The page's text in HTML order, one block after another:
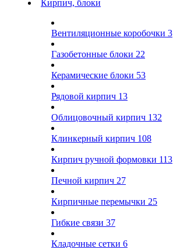
Кирпич, блоки
Вентиляционные коробочки 3
Газобетонные блоки 22
Керамические блоки 53
Рядовой кирпич 13
Облицовочный кирпич 132
Клинкерный кирпич 108
Кирпич ручной формовки 113
Печной кирпич 27
Кирпичные перемычки 25
Гибкие связи 37
Кладочные сетки 6